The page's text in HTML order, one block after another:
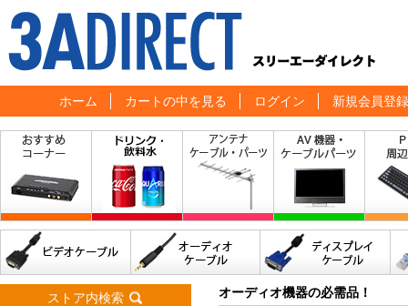
ホーム カートの中を見る ログイン 新規会員登録
ストア内検索 オーディオ機器の必需品！